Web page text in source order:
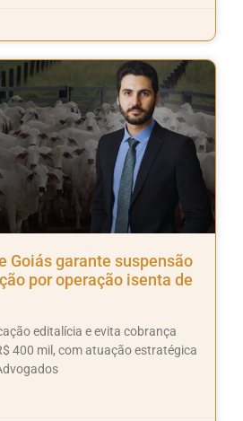
Goiás garante suspensão
por operação isenta de
editalícia e evita cobrança
400 mil, com atuação estratégica